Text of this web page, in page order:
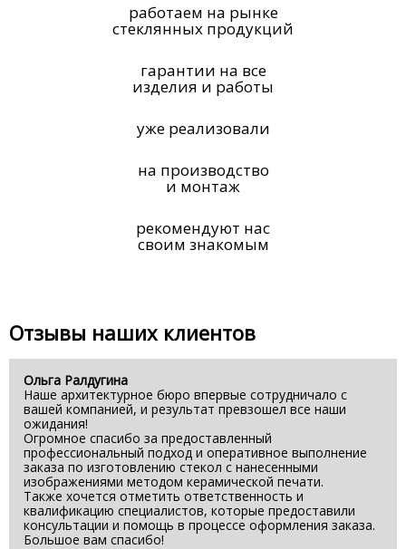
работаем на рынке
стеклянных продукций
гарантии на все
изделия и работы
уже реализовали
на производство
и монтаж
рекомендуют нас
своим знакомым
Отзывы наших клиентов
Ольга Ралдугина
Наше архитектурное бюро впервые сотрудничало с
вашей компанией, и результат превзошел все наши
ожидания!
Огромное спасибо за предоставленный
профессиональный подход и оперативное выполнение
заказа по изготовлению стекол с нанесенными
изображениями методом керамической печати.
Также хочется отметить ответственность и
квалификацию специалистов, которые предоставили
консультации и помощь в процессе оформления заказа.
Большое вам спасибо!